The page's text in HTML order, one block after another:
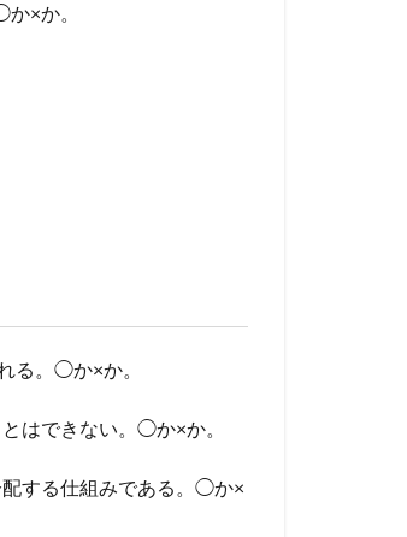
×か。
る。◯か×か。
はできない。◯か×か。
配する仕組みである。◯か×